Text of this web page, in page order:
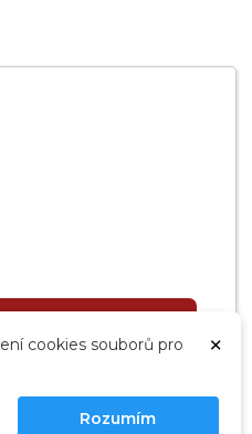
DO 24 HODIN
×
cookies souborů pro
Rozumím